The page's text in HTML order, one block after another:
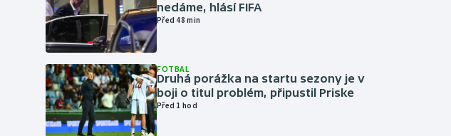
nedáme, hlásí FIFA
Před 48 min
FOTBAL
Druhá porážka na startu sezony je v
boji o titul problém, připustil Priske
Před 1 hod